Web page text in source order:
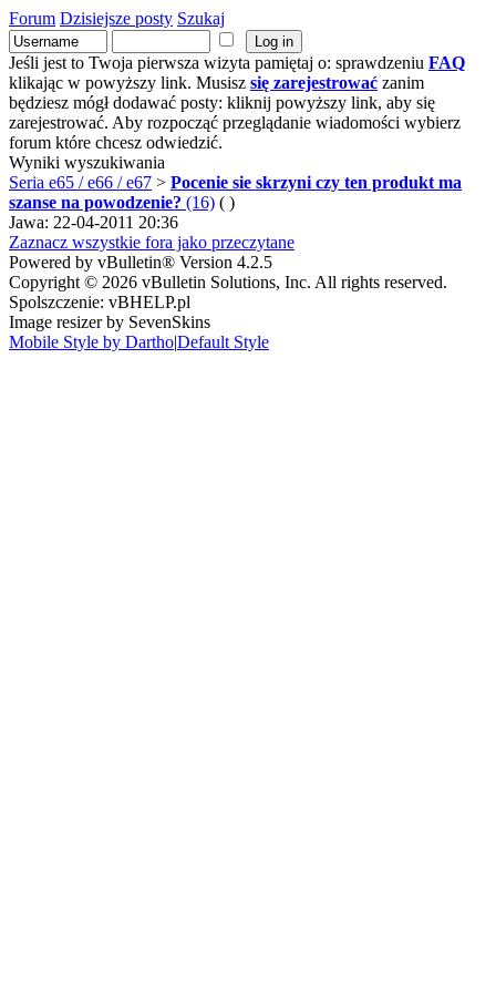
Forum Dzisiejsze posty Szukaj
Jeśli jest to Twoja pierwsza wizyta pamiętaj o: sprawdzeniu FAQ
klikając w powyższy link. Musisz się zarejestrować zanim
będziesz mógł dodawać posty: kliknij powyższy link, aby się
zarejestrować. Aby rozpocząć przeglądanie wiadomości wybierz
forum które chcesz odwiedzić.
Wyniki wyszukiwania
Seria e65 / e66 / e67 > Pocenie sie skrzyni czy ten produkt ma
szanse na powodzenie? (16) ( )
Jawa: 22-04-2011 20:36
Zaznacz wszystkie fora jako przeczytane
Powered by vBulletin® Version 4.2.5
Copyright © 2026 vBulletin Solutions, Inc. All rights reserved.
Spolszczenie: vBHELP.pl
Image resizer by SevenSkins
Mobile Style by Dartho|Default Style